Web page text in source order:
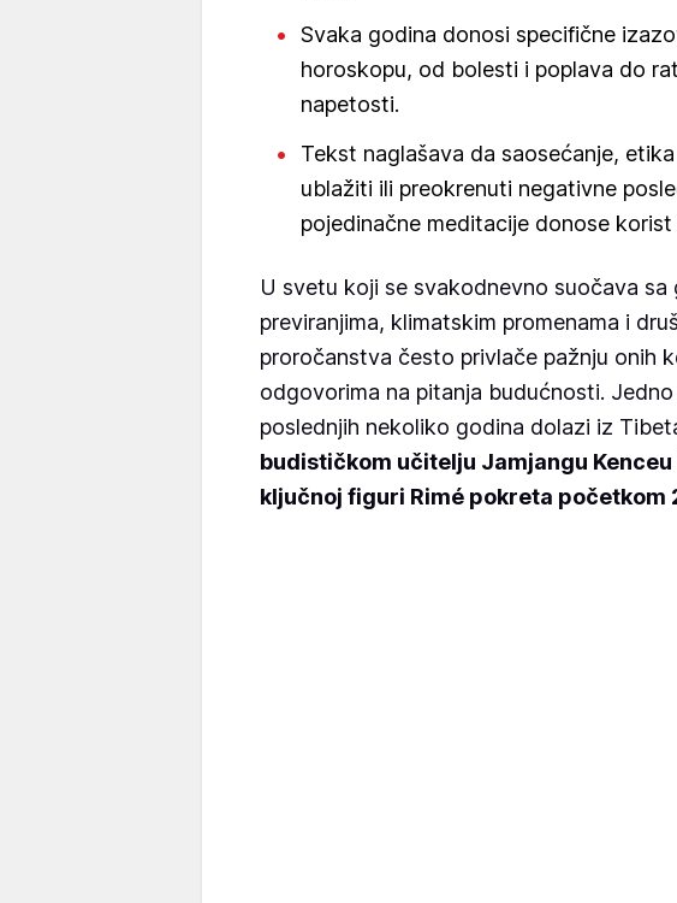
Svaka godina donosi specifične
horoskopu, od bolesti i poplava do
napetosti.
Tekst naglašava da saosećanje,
ublažiti ili preokrenuti negativne
pojedinačne meditacije donose
U svetu koji se svakodnevno suočava sa
previranjima, klimatskim promenama i
proročanstva često privlače pažnju onih
odgovorima na pitanja budućnosti.
poslednjih nekoliko godina dolazi iz
budističkom učitelju Jamjangu Kenceu
ključnoj figuri Rimé pokreta početkom